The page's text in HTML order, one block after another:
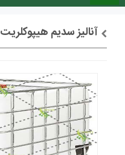
آنالیز سدیم هیپوکلریت